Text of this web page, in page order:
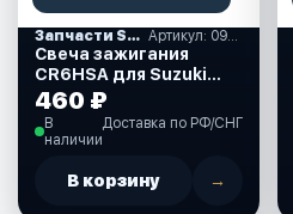
Запчасти SUZUKI
Свеча зажигания
CR6HSA для Suzuki
DF2.5 л.с. (09482-
00406-000)
460 ₽
В
наличии
Доставка по РФ/СНГ
В корзину →